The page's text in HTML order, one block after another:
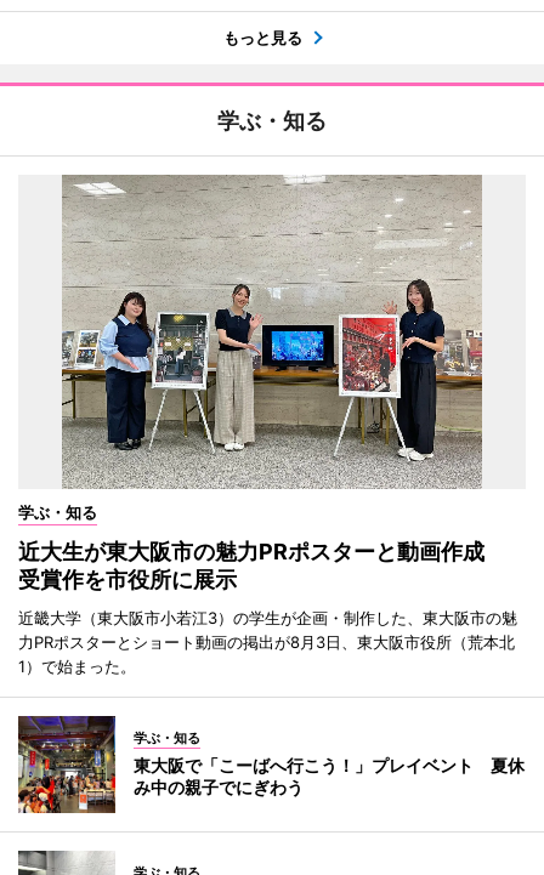
もっと見る
学ぶ・知る
学ぶ・知る
近大生が東大阪市の魅力PRポスターと動画作成
受賞作を市役所に展示
近畿大学（東大阪市小若江3）の学生が企画・制作した、東大阪市の魅
力PRポスターとショート動画の掲出が8月3日、東大阪市役所（荒本北
1）で始まった。
学ぶ・知る
東大阪で「こーばへ行こう！」プレイベント 夏休
み中の親子でにぎわう